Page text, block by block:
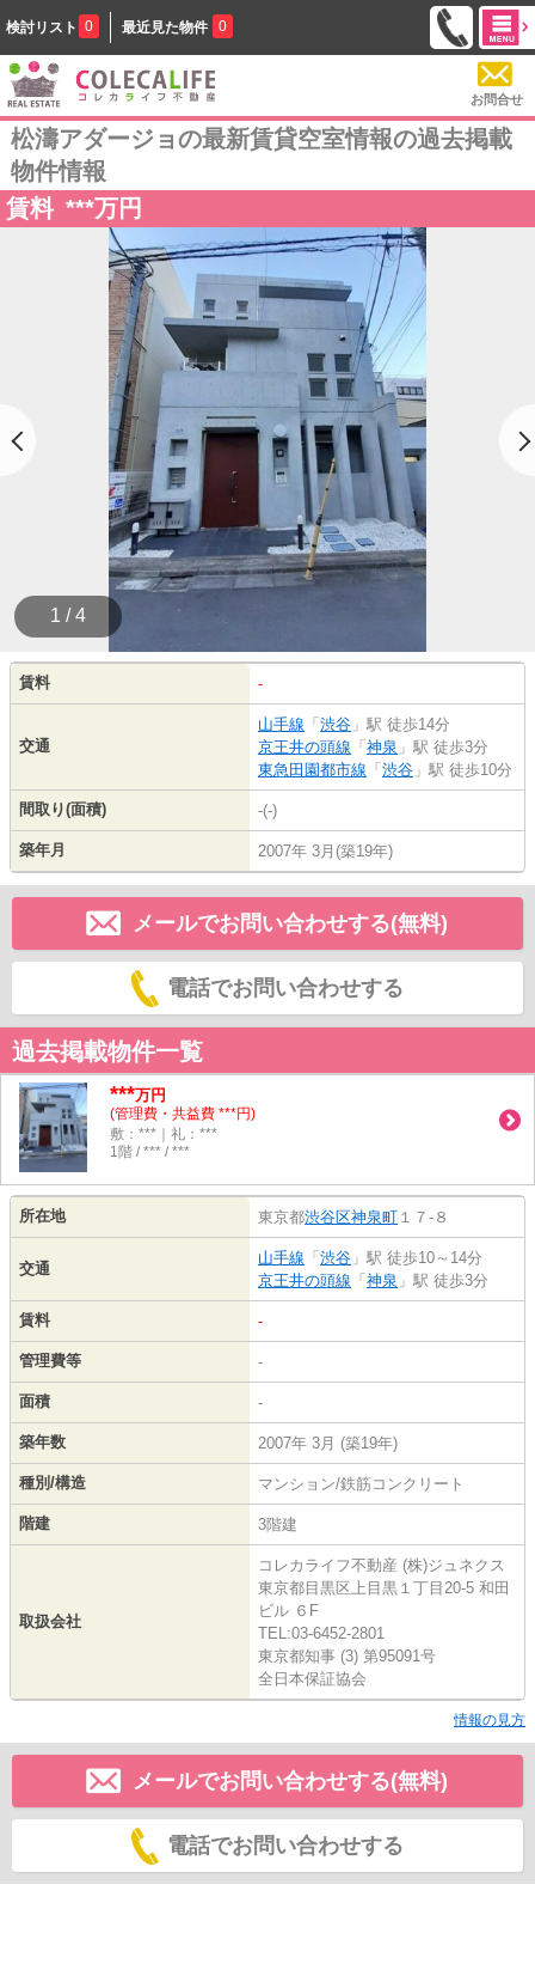
検討リスト 0 最近見た物件 0
お問合せ
松濤アダージョの最新賃貸空室情報の過去掲載
物件情報
賃料 ***万円
1 / 4
賃料 -
交通
山手線 「 渋谷 」駅 徒歩14分
京王井の頭線 「 神泉 」駅 徒歩3分
東急田園都市線 「 渋谷 」駅 徒歩10分
間取り(面積) -(-)
築年月 2007年 3月(築19年)
メールでお問い合わせする(無料)
電話でお問い合わせする
過去掲載物件一覧
***万円
(管理費・共益費 ***円)
敷：***｜礼：***
1階 / *** / ***
所在地 東京都渋谷区神泉町 １７-８
交通
山手線 「 渋谷 」駅 徒歩10～14分
京王井の頭線 「 神泉 」駅 徒歩3分
賃料 -
管理費等 -
面積 -
築年数 2007年 3月 (築19年)
種別/構造 マンション/鉄筋コンクリート
階建 3階建
取扱会社
コレカライフ不動産 (株)ジュネクス
東京都目黒区上目黒１丁目20-5 和田
ビル ６F
TEL:03-6452-2801
東京都知事 (3) 第95091号
全日本保証協会
情報の見方
メールでお問い合わせする(無料)
電話でお問い合わせする